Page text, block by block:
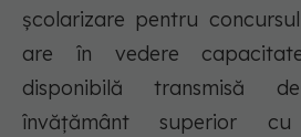
școlarizare pentru
are în vedere
disponibilă transmisă
învățământ superior